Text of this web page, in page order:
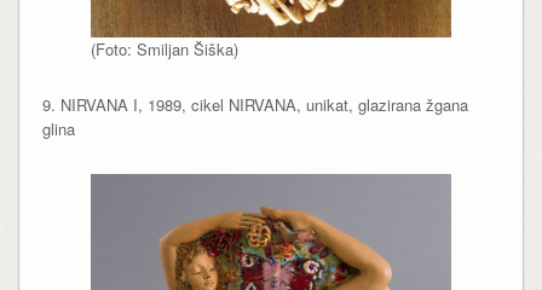
(Foto: Smiljan Šiška)
9. NIRVANA I, 1989, cikel NIRVANA, unikat, glazirana žgana
glina